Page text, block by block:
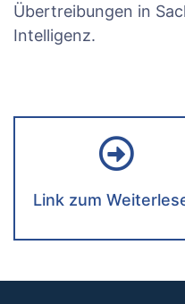
Übertreibungen in
Intelligenz.
Link zum